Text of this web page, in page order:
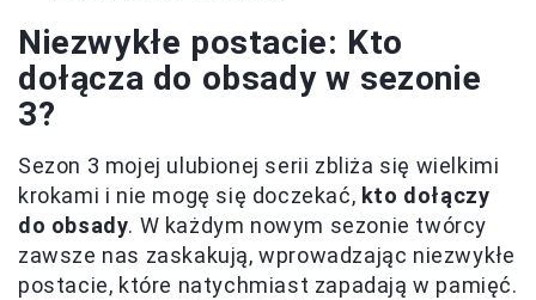
Niezwykłe postacie: Kto
dołącza do obsady w sezonie
3?
Sezon 3 mojej ulubionej serii zbliża się wielkimi
krokami i nie mogę się doczekać, kto dołączy
do obsady. W każdym nowym sezonie twórcy
zawsze nas zaskakują, wprowadzając niezwykłe
postacie, które natychmiast zapadają w pamięć.